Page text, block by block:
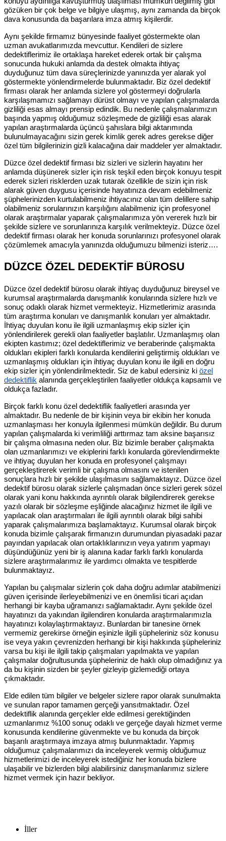
gözüken bir çok belge ve bilgiye ulaşmış, aynı zamanda da birçok
dava konusunda da başarılara imza atmış kişilerdir.
Aynı şekilde firmamız bünyesinde faaliyet göstermekte olan
uzman avukatlarımızda mevcuttur. Kendileri de sizlere
dedektiflerimiz ile ortaklaşa hareket ederek ortak bir çalışma
sonucunda hukuki anlamda da destek olmakta ihtiyaç
duyduğunuz tüm dava süreçlerinizde yanınızda yer alarak yol
göstermekte yönlendirmelerde bulunmaktadır. Biz özel dedektif
firması olarak her anlamda sizlere yol göstermeyi doğrularla
karşılaşmamızı sağlamayı dürüst olmayı ve yapılan çalışmalarda
gizliliği esas almayı prensip edindik. Bu nedenle çalışmalarımızın
başında yapmış olduğumuz sözleşmede de gizliliği esas alarak
yapılan araştırmalarda üçüncü şahıslara bilgi aktarımında
bulunulmayacağını sizin gerek kimlik gerek adres gerekse diğer
özel tüm bilgilerinizin gizli kalacağına dair maddeler yer almaktadır.
Düzce özel dedektif firması biz sizleri ve sizlerin hayatını her
anlamda düşünerek sizler için risk teşkil eden birçok konuyu tespit
ederek sizleri risklerden uzak tutarak özellikle de sizin için risk
alarak güven duygusu içerisinde hayatınıza devam edebilmeniz
şüphelerinizden kurtulabilmeniz ihtiyacınız olan tüm delillere sahip
olabilmeniz sorularınızın karşılığını alabilmeniz için profesyonel
olarak araştırmalar yaparak çalışmalarımıza yön vererek hızlı bir
şekilde sizlere ve sorunlarınıza karşılık verilmekteyiz. Düzce özel
dedektif firması olarak her konuda sorunlarınızı profesyonel olarak
çözümlemek amacıyla yanınızda olduğumuzu bilmenizi isteriz….
DÜZCE ÖZEL DEDEKTİF BÜROSU
Düzce özel dedektif bürosu olarak ihtiyaç duyduğunuz bireysel ve
kurumsal araştırmalarda danışmanlık konularında sizlere hızlı ve
sonuç odaklı olarak hizmet vermekteyiz. Hizmetlerimiz arasında
tüm araştırma konuları ve danışmanlık konuları yer almaktadır.
İhtiyaç duyulan konu ile ilgili uzmanlaşmış ekip sizler için
yönlendirilerek gerekli olan faaliyetler başlatılır. Uzmanlaşmış olan
ekipten kastımız; özel dedektiflerimiz ve beraberinde çalışmakta
oldukları ekipleri farklı konularda kendilerini geliştirmiş oldukları ve
uzmanlaşmış oldukları için ihtiyaç duyulan konu ile ilgili en doğru
ekip sizler için yönlendirilmektedir. Siz de kabul edersiniz ki özel
dedektiflik alanında gerçekleştirilen faaliyetler oldukça kapsamlı ve
oldukça fazladır.
Birçok farklı konu özel dedektiflik faaliyetleri arasında yer
almaktadır. Bu nedenle de bir kişinin veya bir ekibin her konuda
uzmanlaşması her konuyla ilgilenmesi mümkün değildir. Bu durum
yapılan çalışmalarda ki verimliliği arttırmaz tam aksine başarısız
bir çalışma olmasına neden olur. Biz bizimle beraber çalışmakta
olan uzmanlarımızı ve ekiplerini farklı konularda görevlendirmekte
ve ihtiyaç duyulan her konuda en profesyonel çalışmayı
gerçekleştirerek verimli bir çalışma olmasını ve istenilen
sonuçlara hızlı bir şekilde ulaşılmasını sağlamaktayız. Düzce özel
dedektif bürosu olarak sizlerle çalışmadan önce sizleri gerek sözel
olarak yani konu hakkında ayrıntılı olarak bilgilendirerek gerekse
yazılı olarak bir sözleşme eşliğinde alacağınız hizmet ile ilgili ve
yapılacak olan araştırmaları ile ilgili ayrıntılı olarak bilgi sahibi
yaparak çalışmalarımıza başlamaktayız. Kurumsal olarak birçok
konuda bizimle çalışarak firmanızın durumundan piyasadaki pazar
payından yapılacak olan ortaklıklarınızın veya yatırım yapmayı
düşündüğünüz yeni bir iş alanına kadar farklı farklı konularda
sizlere araştırmalarımız ile yardımcı olmakta ve tespitlerde
bulunmaktayız.
Yapılan bu çalışmalar sizlerin çok daha doğru adımlar atabilmenizi
güven içerisinde ilerleyebilmenizi ve en önemlisi ticari açıdan
herhangi bir kayba uğramanızı sağlamaktadır. Aynı şekilde özel
hayatınızı da yakından ilgilendiren konularda araştırmalarımızla
hayatınızı kolaylaştırmaktayız. Bunlardan bir tanesine örnek
vermemiz gerekirse örneğin eşinizle ilgili şüpheleriniz söz konusu
ise veya yakın çevrenizden herhangi bir kişi hakkında şüpheleriniz
varsa bu kişi ile ilgili takip çalışmaları yapılmakta ve yapılan
çalışmalar doğrultusunda şüpheleriniz de haklı olup olmadığınız ya
da bu kişinin sizden bir şeyler gizleyip gizlemediği ortaya
çıkmaktadır.
Elde edilen tüm bilgiler ve belgeler sizlere rapor olarak sunulmakta
ve sunulan rapor tamamen gerçeği yansıtmaktadır. Özel
dedektiflik alanında gerçekler elde edilmesi gerektiğinden
uzmanlarımız %100 sonuç odaklı ve gerçeğe dayalı hizmet verme
konusunda kendilerine güvenmekte ve bu konuda da birçok
başarılı araştırmaya imzaya atmış bulunmaktadır. Yapmış
olduğumuz çalışmalarımızı da inceleyerek vermiş olduğumuz
hizmetlerimizi de inceleyerek istediğiniz her konuda bizlere
ulaşabilir ve bizlerden bilgi alabilirsiniz danışmanlarımız sizlere
hizmet vermek için hazır bekliyor.
İller